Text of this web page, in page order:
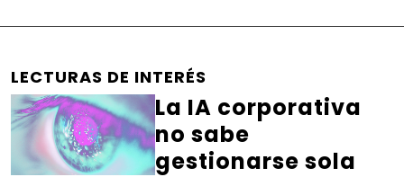
LECTURAS DE INTERÉS
La IA corporativa
no sabe
gestionarse sola